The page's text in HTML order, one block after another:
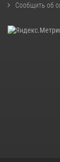
Сообщить об